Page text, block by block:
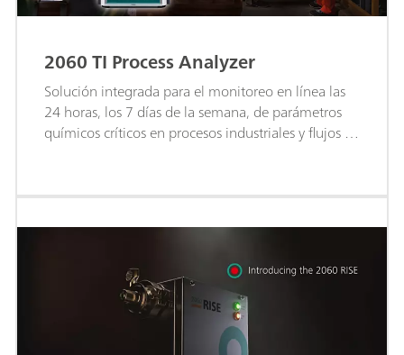
2060 TI Process Analyzer
Solución integrada para el monitoreo en línea las
24 horas, los 7 días de la semana, de parámetros
químicos críticos en procesos industriales y flujos de